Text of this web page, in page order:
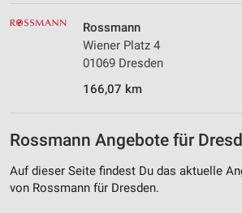
Rossmann
Wiener Platz 4
01069 Dresden
166,07 km
Rossmann Angebote für
Auf dieser Seite findest Du das aktuelle
von Rossmann für Dresden.